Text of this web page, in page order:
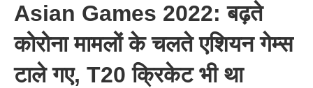
Asian Games 2022: बढ़ते
कोरोना मामलों के चलते एशियन गेम्स
टाले गए, T20 क्रिकेट भी था